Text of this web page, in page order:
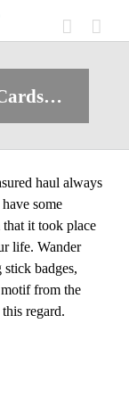
haul always
some
it took place
life. Wander
stick badges,
from the
regard.